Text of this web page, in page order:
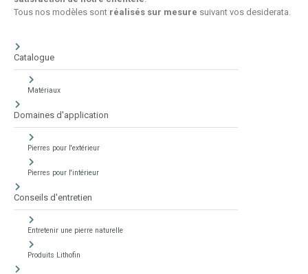
Catalogue
Matériaux
Domaines d'application
Pierres pour l'extérieur
Pierres pour l'intérieur
Conseils d'entretien
Entretenir une pierre naturelle
Produits Lithofin
Tous nos modèles sont réalisés sur mesure suivant vos desiderata.